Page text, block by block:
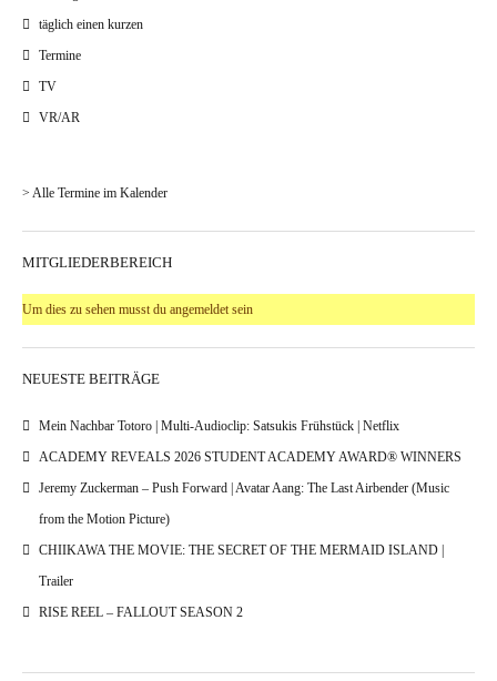
täglich einen kurzen
Termine
TV
VR/AR
> Alle Termine im Kalender
MITGLIEDERBEREICH
Um dies zu sehen musst du angemeldet sein
NEUESTE BEITRÄGE
Mein Nachbar Totoro | Multi-Audioclip: Satsukis Frühstück | Netflix
ACADEMY REVEALS 2026 STUDENT ACADEMY AWARD® WINNERS
Jeremy Zuckerman – Push Forward | Avatar Aang: The Last Airbender (Music
from the Motion Picture)
CHIIKAWA THE MOVIE: THE SECRET OF THE MERMAID ISLAND |
Trailer
RISE REEL – FALLOUT SEASON 2